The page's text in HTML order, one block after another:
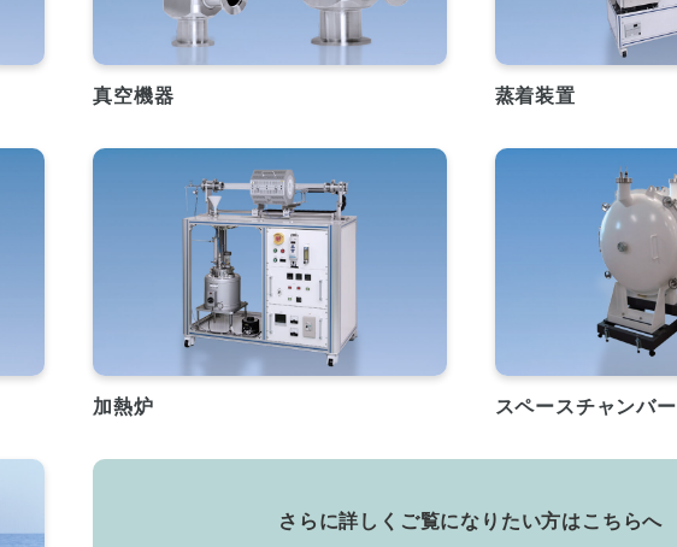
真空機器 蒸着装置
加熱炉 スペースチャンバー
さらに詳しく ご覧になりたい方はこちらへ